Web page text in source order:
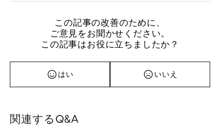
この記事の改善のために、
ご意見をお聞かせください。
この記事はお役に立ちましたか？
はい いいえ
関連するQ&A